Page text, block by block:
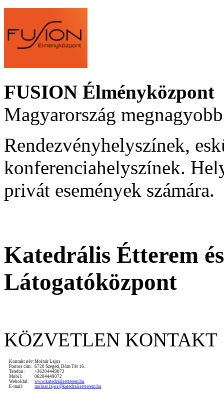
FUSION Élményközpont
Magyarország
Rendezvényhelyszínek,
konferenciahelyszínek.
privát események számára.
Katedrális Étterem
Látogatóközpont
KÖZVETLEN KONTAKT
Kontakt név:Molnár Lajos
Pontos cím: 6720 Szeged, Dóm Tér 16.
Telefon:
+36204449072
Mobil:
06204449072
Weboldal:
www.katedralisetterem.hu
E-mail:
molnar.lajos@katedralisetterem.hu